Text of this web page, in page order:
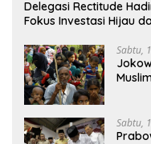
Delegasi Rectitude
Fokus Investasi Hijau
Sabtu,
Sabtu,